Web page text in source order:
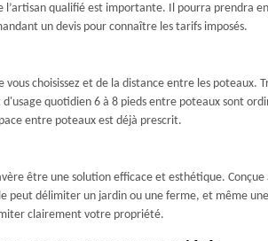
qualifié est importante. Il pourra prendra
un devis pour connaître les tarifs imposés.
choisissez et de la distance entre les poteaux.
quotidien 6 à 8 pieds entre poteaux sont
entre poteaux est déjà prescrit.
être une solution efficace et esthétique.
peut délimiter un jardin ou une ferme, et même
clairement votre propriété.